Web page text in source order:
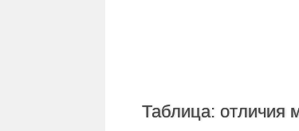
Таблица: отличия